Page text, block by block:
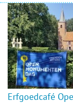
Erfgoedcafé